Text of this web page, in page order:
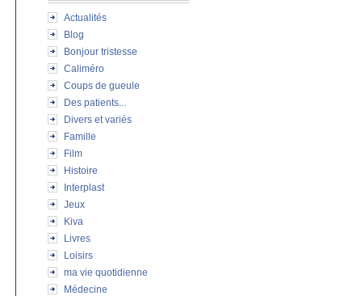
Actualités
Blog
Bonjour tristesse
Caliméro
Coups de gueule
Des patients...
Divers et variés
Famille
Film
Histoire
Interplast
Jeux
Kiva
Livres
Loisirs
ma vie quotidienne
Médecine